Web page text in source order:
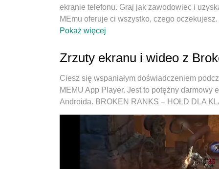
ekranie telefonu. Graj jak zawodowiec i
MEmu oferuje ci wszystko, czego
chcesz, bez ograniczeń baterii, danych
wstępnie ustawiony system mapowania
PC. Zakodowany naszą absorpcją,
tym samym urządzeniu. A co najważniejsze,
komputera, sprawić, że wszystko będzie
czerpania radości z grania.
Pokaż więcej
Zrzuty ekranu i wideo z
Ciesz się wspaniałym doświadczeniem
MEMU App Player. Jest to potężny darmowy
Androida. BROKEN RANKS – HOŁD DLA